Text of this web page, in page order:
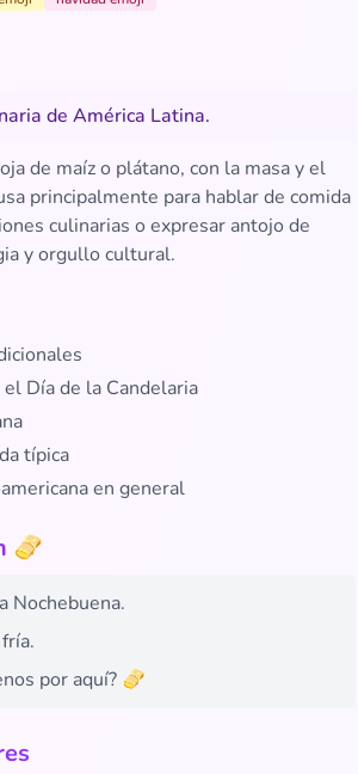
de América Latina.
de maíz o plátano, con la masa y el
principalmente para hablar de comida
culinarias o expresar antojo de
y orgullo cultural.
Día de la Candelaria
típica
en general
🫔
Nochebuena.
por aquí? 🫔